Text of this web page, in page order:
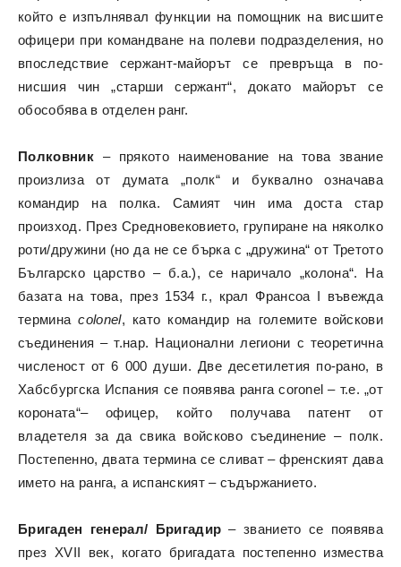
който е изпълнявал функции на помощник на висшите
офицери при командване на полеви подразделения, но
впоследствие сержант-майорът се превръща в по-
нисшия чин „старши сержант“, докато майорът се
обособява в отделен ранг.
Полковник– прякото наименование на това звание
произлиза от думата „полк“ и буквално означава
командир на полка. Самият чин има доста стар
произход. През Средновековието, групиране на няколко
роти/дружини (но да не се бърка с „дружина“ от Третото
Българско царство – б.а.), се наричало „колона“. На
базата на това, през 1534 г., крал Франсоа I въвежда
терминаcolonel, като командир на големите войскови
съединения – т.нар. Национални легиони с теоретична
численост от 6 000 души. Две десетилетия по-рано, в
Хабсбургска Испания се появява ранга coronel – т.е. „от
короната“– офицер, който получава патент от
владетеля за да свика войсково съединение – полк.
Постепенно, двата термина се сливат – френският дава
името на ранга, а испанският – съдържанието.
Бригаден генерал/ Бригадир – званието се появява
през XVII век, когато бригадата постепенно измества